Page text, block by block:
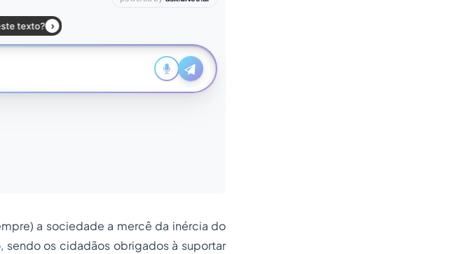
a sociedade a mercê da inércia do
os cidadãos obrigados à suportar